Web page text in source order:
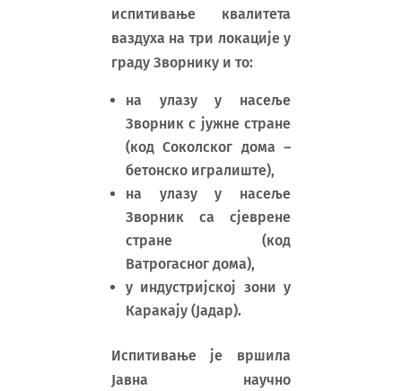
испитивање квалитета
ваздуха на три локације у
граду Зворнику и то:
на улазу у насеље
Зворник с јужне стране
(код Соколског дома –
бетонско игралиште),
на улазу у насеље
Зворник са сјеврене
стране (код
Ватрогасног дома),
у индустријској зони у
Каракају (Јадар).
Испитивање је вршила
Јавна научно